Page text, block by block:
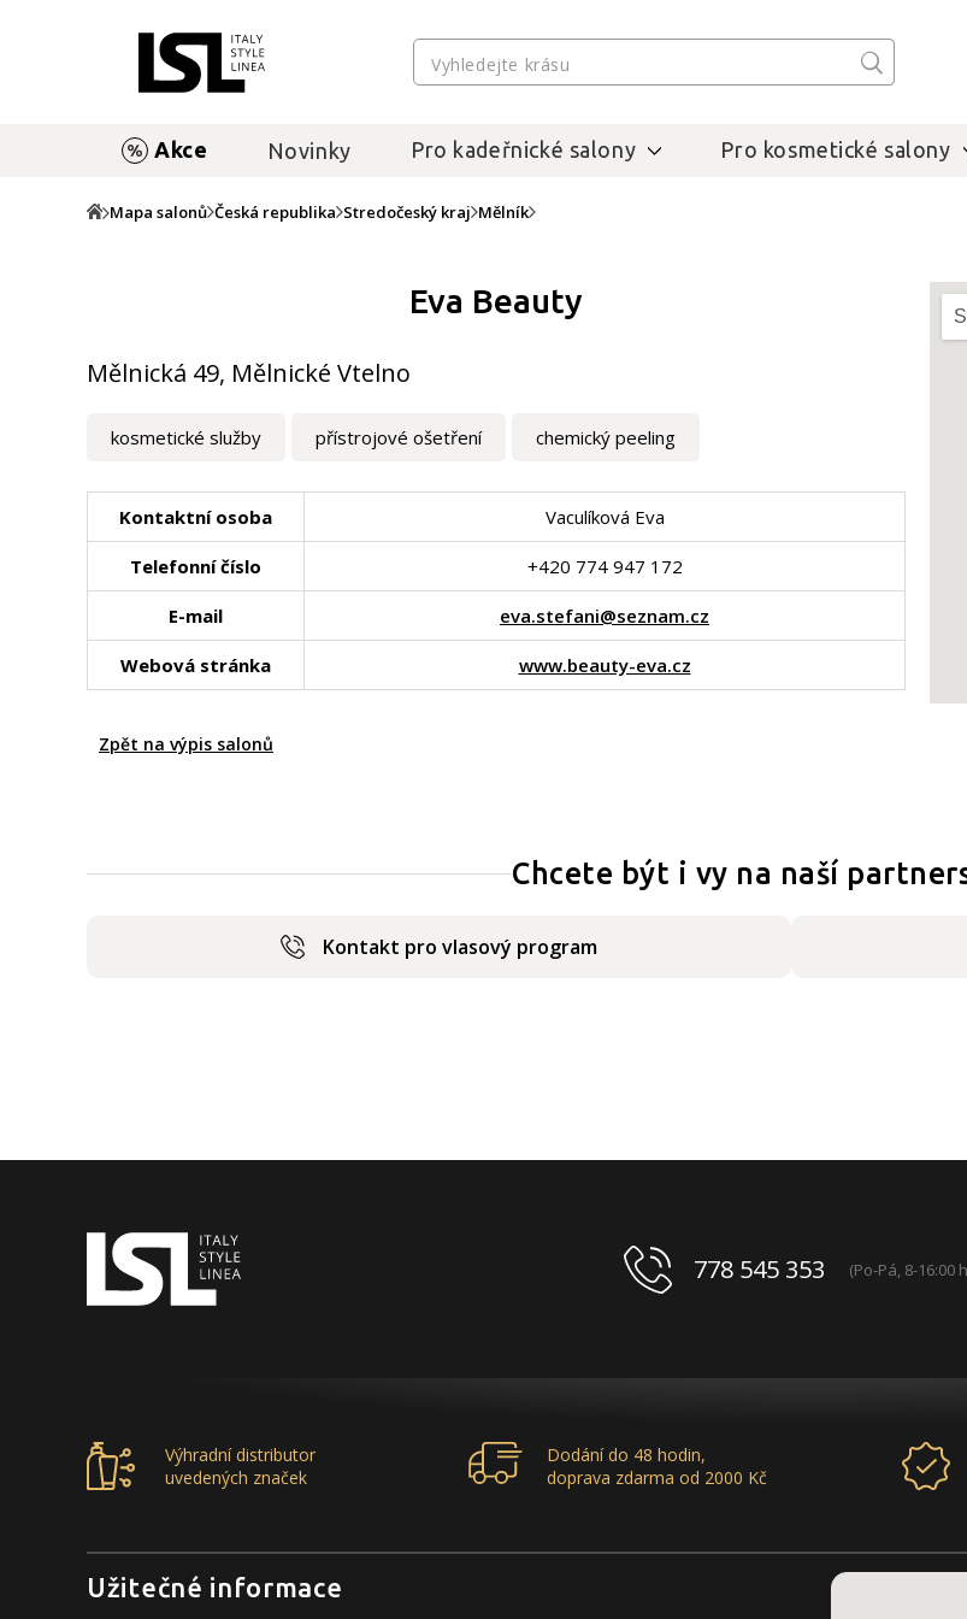
Akce Novinky Pro kadeřnické salony Pro kosmetické salony
Mapa salonů Česká republika Stredočeský kraj Mělník
Eva Beauty
Mělnická 49, Mělnické Vtelno
kosmetické služby přístrojové ošetření chemický peeling
Kontaktní osoba Vaculíková Eva
Telefonní číslo +420 774 947 172
E-mail eva.stefani@seznam.cz
Webová stránka www.beauty-eva.cz
Zpět na výpis salonů
Chcete být i vy na naší
Kontakt pro vlasový program
778 545 353 (Po-Pá, 8-16:00
Výhradní distributor
uvedených značek
Dodání do 48 hodin,
doprava zdarma od 2000 Kč
Užitečné informace